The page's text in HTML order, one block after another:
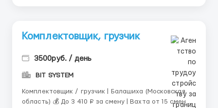
Комплектовщик, грузчик
3500руб. / день
BIT SYSTEM
Комплектовщик / грузчик | Балашиха (Московская
область) 💰 До 3 410 ₽ за смену | Вахта от 15 смен